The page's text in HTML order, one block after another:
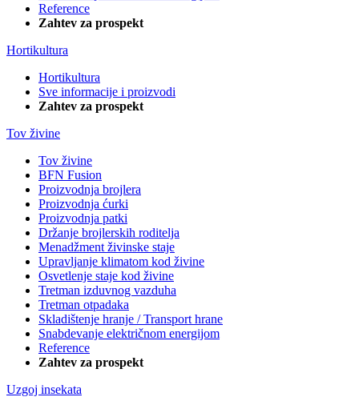
Reference
Zahtev za prospekt
Hortikultura
Hortikultura
Sve informacije i proizvodi
Zahtev za prospekt
Tov živine
Tov živine
BFN Fusion
Proizvodnja brojlera
Proizvodnja ćurki
Proizvodnja patki
Držanje brojlerskih roditelja
Menadžment živinske staje
Upravljanje klimatom kod živine
Osvetlenje staje kod živine
Tretman izduvnog vazduha
Tretman otpadaka
Skladištenje hranje / Transport hrane
Snabdevanje električnom energijom
Reference
Zahtev za prospekt
Uzgoj insekata